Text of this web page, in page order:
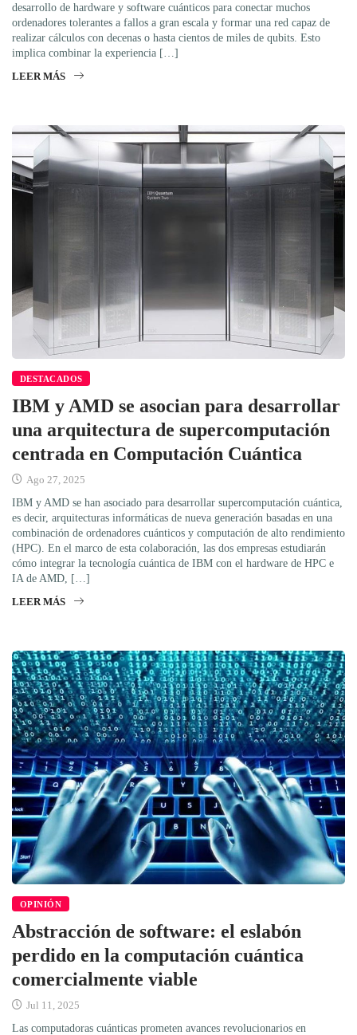
desarrollo de hardware y software cuánticos para conectar muchos
ordenadores tolerantes a fallos a gran escala y formar una red capaz de
realizar cálculos con decenas o hasta cientos de miles de qubits. Esto
implica combinar la experiencia […]
LEER MÁS
DESTACADOS
IBM y AMD se asocian para desarrollar
una arquitectura de supercomputación
centrada en Computación Cuántica
Ago 27, 2025
IBM y AMD se han asociado para desarrollar supercomputación cuántica,
es decir, arquitecturas informáticas de nueva generación basadas en una
combinación de ordenadores cuánticos y computación de alto rendimiento
(HPC). En el marco de esta colaboración, las dos empresas estudiarán
cómo integrar la tecnología cuántica de IBM con el hardware de HPC e
IA de AMD, […]
LEER MÁS
OPINIÓN
Abstracción de software: el eslabón
perdido en la computación cuántica
comercialmente viable
Jul 11, 2025
Las computadoras cuánticas prometen avances revolucionarios en